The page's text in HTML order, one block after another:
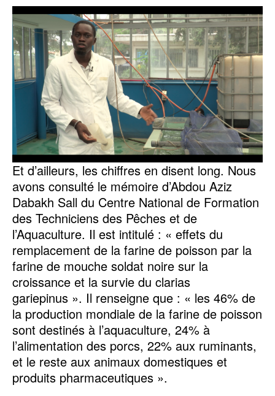
Et d’ailleurs, les chiffres en disent long. Nous
avons consulté le mémoire d’Abdou Aziz
Dabakh Sall du Centre National de Formation
des Techniciens des Pêches et de
l’Aquaculture. Il est intitulé : « effets du
remplacement de la farine de poisson par la
farine de mouche soldat noire sur la
croissance et la survie du clarias
gariepinus ». Il renseigne que : « les 46% de
la production mondiale de la farine de poisson
sont destinés à l’aquaculture, 24% à
l’alimentation des porcs, 22% aux ruminants,
et le reste aux animaux domestiques et
produits pharmaceutiques ».